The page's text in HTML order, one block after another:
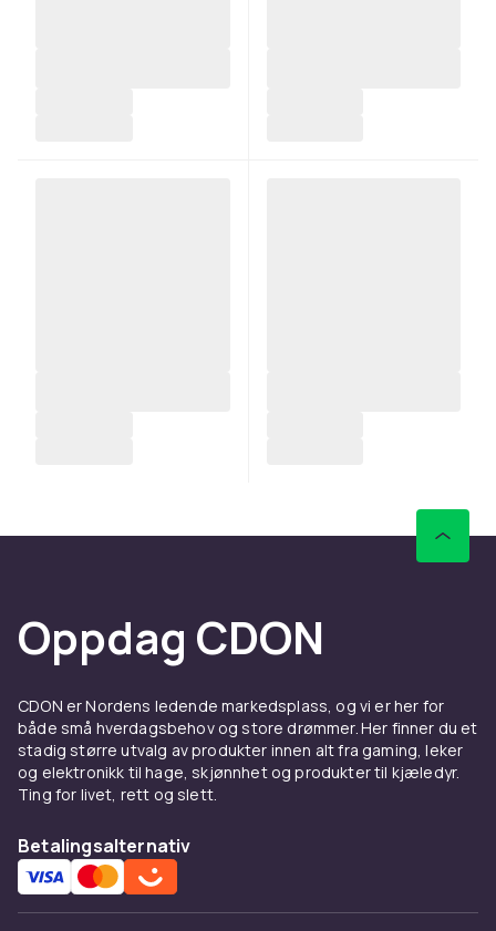
Oppdag CDON
CDON er Nordens ledende markedsplass, og vi er her for
både små hverdagsbehov og store drømmer. Her finner du et
stadig større utvalg av produkter innen alt fra gaming, leker
og elektronikk til hage, skjønnhet og produkter til kjæledyr.
Ting for livet, rett og slett.
Betalingsalternativ